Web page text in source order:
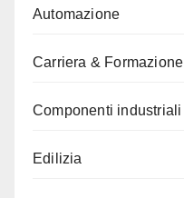
Automazione
Carriera & Formazione
Componenti industriali
Edilizia